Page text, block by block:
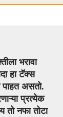
भरावा
हा टॅक्स
पाहत असतो.
प्रत्येक
तो नफा तोटा